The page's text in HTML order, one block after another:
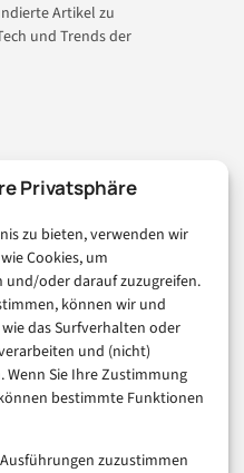
Privatsphäre
zu bieten, verwenden wir
Cookies, um
oder darauf zuzugreifen.
können wir und
das Surfverhalten oder
und (nicht)
Wenn Sie Ihre Zustimmung
bestimmte Funktionen
zuzustimmen
Artikel zu
und Trends der